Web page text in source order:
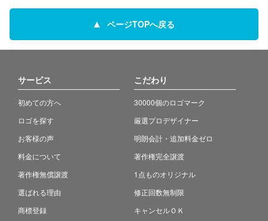
ページTOPへ戻る
サービス
初めての方へ
ロゴを探す
お客様の声
料金について
著作権無償譲渡
選ばれる理由
商標登録
こだわり
30000個のロゴマーク
厳選プロデザイナー
明朗会計・追加料金ゼロ
著作権完全譲渡
1点ものオリジナル
修正回数無制限
キャンセルＯＫ